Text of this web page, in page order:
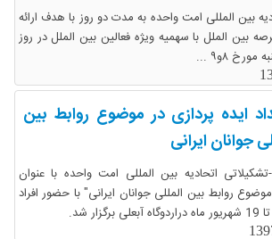
بین المللی امت واحده به مدت دو روز با هدف ارائه
بین الملل با سهمیه ویژه فعالین بین الملل در روز
۸و۹ ...
ایده پردازی در موضوع روابط بین
جوانان ایرانی
اتحادیه بین المللی امت واحده با عنوان
روابط بین المللی جوانان ایرانی" با حضور افراد